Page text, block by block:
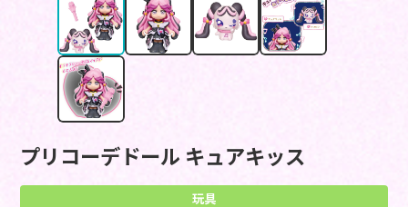
プリコーデドール キュアキッス
玩具